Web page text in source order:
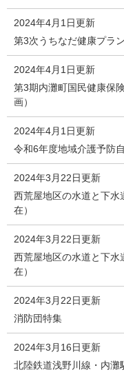
2024年4月1日更新
第3次うちなだ健康プラ
2024年4月1日更新
第3期内灘町国民健康保
画）
2024年4月1日更新
令和6年度地域介護予防
2024年3月22日更新
西荒屋地区の水道と下水
在）
2024年3月22日更新
西荒屋地区の水道と下水
在）
2024年3月22日更新
消防団特集
2024年3月16日更新
北陸鉄道浅野川線・内灘